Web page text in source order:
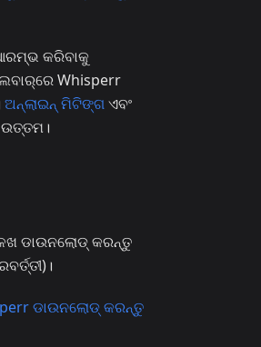
କରିବାକୁ
Whisperr
ଅନ୍‌ଲାଇନ୍ ମିଟିଙ୍ଗଏବଂ
ଡାଉନଲୋଡ୍ କରନ୍ତୁ
ଡାଉନଲୋଡ୍ କରନ୍ତୁ